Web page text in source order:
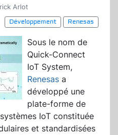
Arlot
Développement
Renesas
Sous le nom de
Quick-Connect
IoT System,
Renesas a
développé une
plate-forme de
IoT constituée
et standardisées